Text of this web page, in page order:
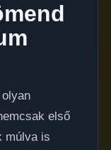
első
múlva is